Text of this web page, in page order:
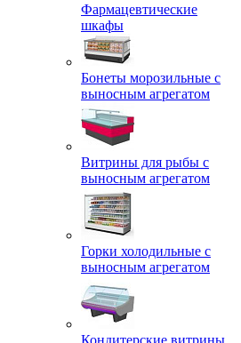
Фармацевтические
шкафы
Бонеты морозильные с
выносным агрегатом
Витрины для рыбы с
выносным агрегатом
Горки холодильные с
выносным агрегатом
Кондитерские витрины